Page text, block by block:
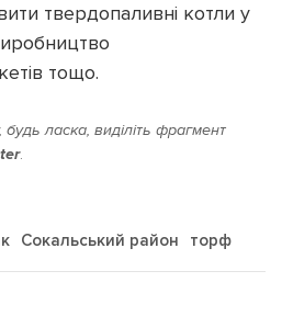
твердопаливні котли у
тощо.
ласка, виділіть фрагмент
.
Сокальський район торф